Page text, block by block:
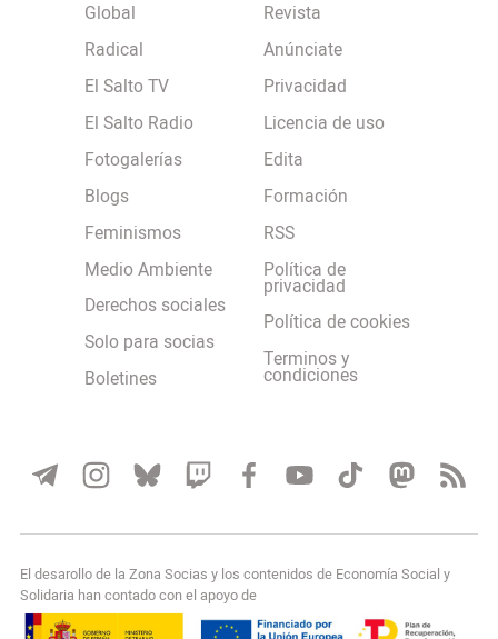
Global
Radical
El Salto TV
El Salto Radio
Fotogalerías
Blogs
Feminismos
Medio Ambiente
Derechos sociales
Solo para socias
Boletines
Revista
Anúnciate
Privacidad
Licencia de uso
Edita
Formación
RSS
Política de
privacidad
Política de cookies
Terminos y
condiciones
El desarollo de la Zona Socias y los contenidos de Economía Social y
Solidaria han contado con el apoyo de